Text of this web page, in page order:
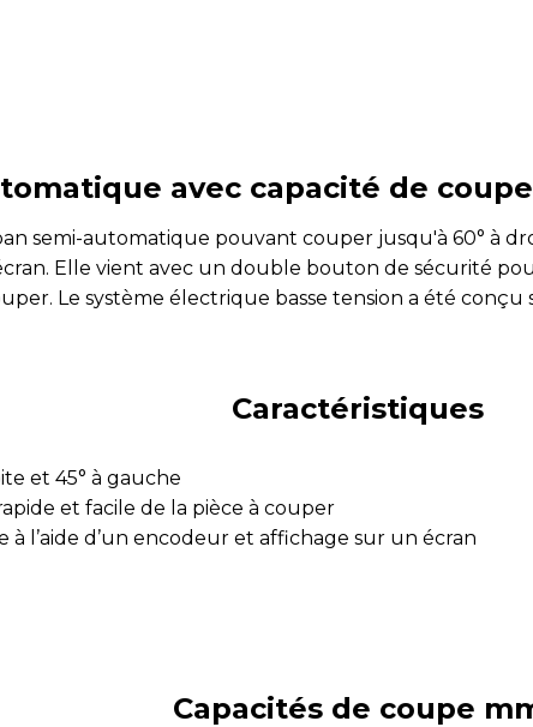
avec capacité de
semi-automatique pouvant couper jusqu'à 60° à
Elle vient avec un double bouton de sécurité
Le système électrique basse tension a été conçu
Caractéristiques
et 45° à gauche
et facile de la pièce à couper
l’aide d’un encodeur et affichage sur un écran
Capacités de coupe